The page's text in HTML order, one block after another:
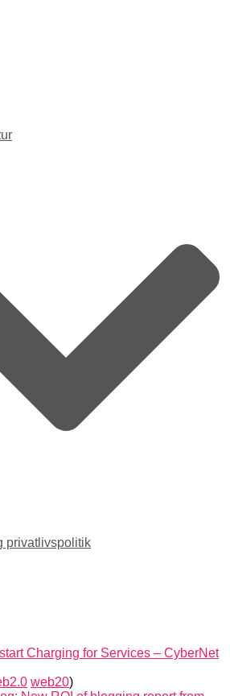
privatlivspolitik
Charging for Services – CyberNet
web20)